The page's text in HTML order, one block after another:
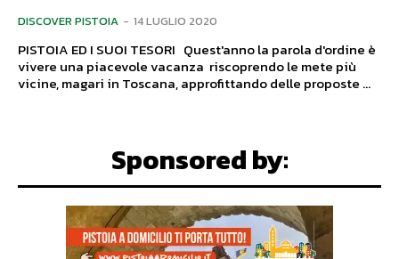
DISCOVER PISTOIA - 14 LUGLIO 2020
PISTOIA ED I SUOI TESORI Quest'anno la parola d'ordine è
vivere una piacevole vacanza riscoprendo le mete più
vicine, magari in Toscana, approfittando delle proposte ...
Sponsored by: